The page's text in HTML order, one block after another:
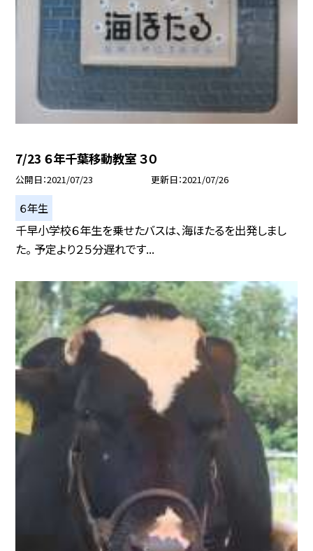
7/23 ６年千葉移動教室 ３０
公開日 2021/07/23 更新日 2021/07/26
６年生
千早小学校６年生を乗せたバスは、海ほたるを出発しまし
た。 予定より２５分遅れです...